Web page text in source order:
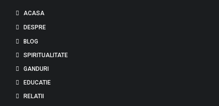
ACASA
DESPRE
BLOG
SPIRITUALITATE
GANDURI
EDUCATIE
RELATII